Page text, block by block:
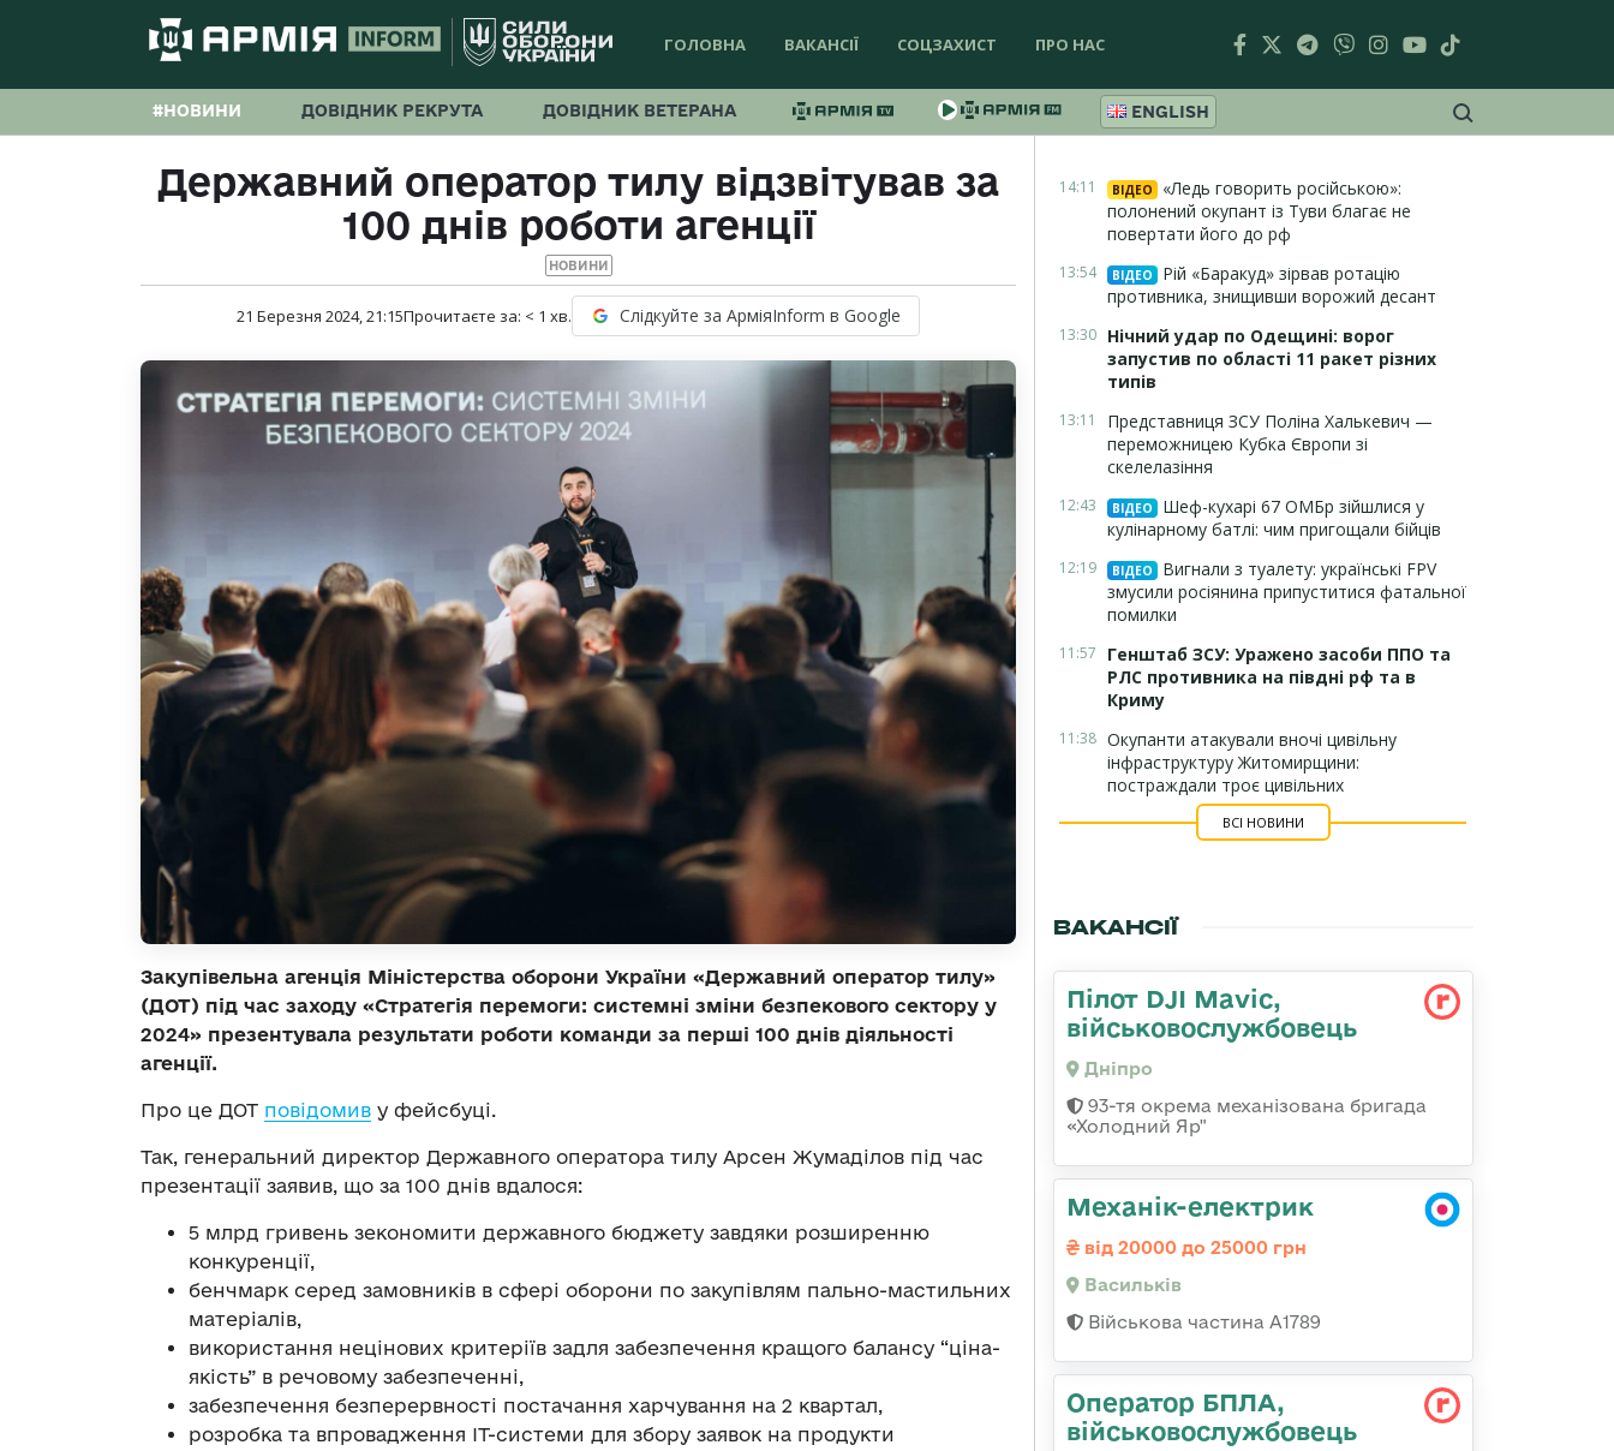
ГОЛОВНА ВАКАНСІЇ СОЦЗАХИСТ ПРО НАС
#НОВИНИ ДОВІДНИК РЕКРУТА ДОВІДНИК ВЕТЕРАНА ENGLISH
Державний оператор тилу відзвітував за
100 днів роботи агенції
НОВИНИ
21 Березня 2024, 21:15Прочитаєте за: < 1 хв. Слідкуйте за АрміяInform в Google
Закупівельна агенція Міністерства оборони України «Державний оператор тилу»
(ДОТ) під час заходу «Стратегія перемоги: системні зміни безпекового сектору у
2024» презентувала результати роботи команди за перші 100 днів діяльності
агенції.
Про це ДОТ повідомив у фейсбуці.
Так, генеральний директор Державного оператора тилу Арсен Жумаділов під час
презентації заявив, що за 100 днів вдалося:
5 млрд гривень зекономити державного бюджету завдяки розширенню
конкуренції,
бенчмарк серед замовників в сфері оборони по закупівлям пально-мастильних
матеріалів,
використання нецінових критеріїв задля забезпечення кращого балансу “ціна-
якість” в речовому забезпеченні,
забезпечення безперервності постачання харчування на 2 квартал,
розробка та впровадження ІТ-системи для збору заявок на продукти
14:11 ВІДЕО
«Ледь говорить російською»:
полонений окупант із Туви благає не
повертати його до рф
13:54 ВІДЕО
Рій «Баракуд» зірвав ротацію
противника, знищивши ворожий десант
13:30 Нічний удар по Одещині: ворог
запустив по області 11 ракет різних
типів
13:11
Представниця ЗСУ Поліна Халькевич —
переможницею Кубка Європи зі
скелелазіння
12:43 ВІДЕО
Шеф-кухарі 67 ОМБр зійшлися у
кулінарному батлі: чим пригощали бійців
12:19 ВІДЕО
Вигнали з туалету: українські FPV
змусили росіянина припуститися фатальної
помилки
11:57
Генштаб ЗСУ: Уражено засоби ППО та
РЛС противника на півдні рф та в
Криму
11:38 Окупанти атакували вночі цивільну
інфраструктуру Житомирщини:
постраждали троє цивільних
ВСІ НОВИНИ
ВАКАНСІЇ
Пілот DJI Mavic,
військовослужбовець
Дніпро
93-тя окрема механізована бригада
«Холодний Яр"
Механік-електрик
від 20000 до 25000 грн
Васильків
Військова частина А1789
Оператор БПЛА,
військовослужбовець